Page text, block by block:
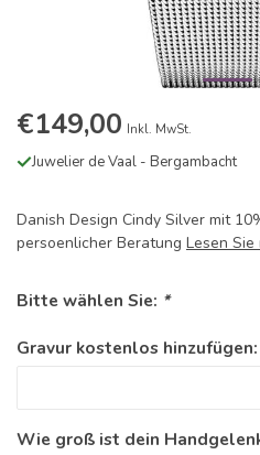
€149,00 Inkl. MwSt.
Juwelier de Vaal - Bergambacht
Danish Design Cindy Silver mit
persoenlicher Beratung Lesen Sie
Bitte wählen Sie: *
Gravur kostenlos hinzufügen:
Wie groß ist dein